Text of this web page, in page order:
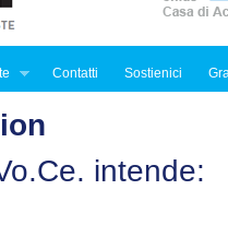
Contatti Sostienici
intende: